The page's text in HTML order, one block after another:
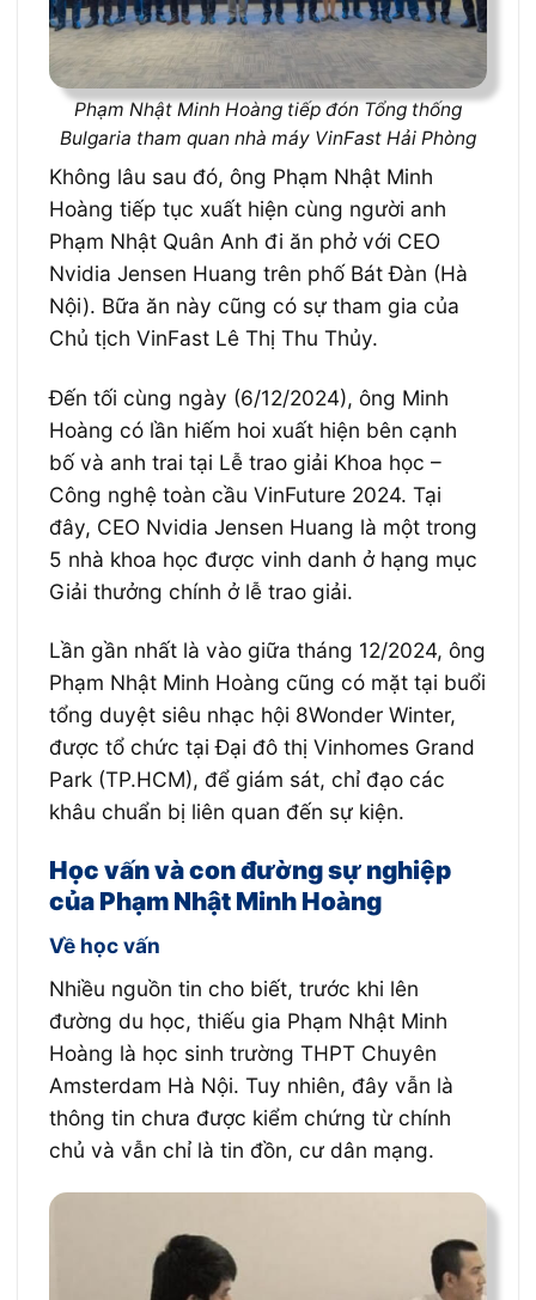
Phạm Nhật Minh Hoàng tiếp đón Tổng thống
Bulgaria tham quan nhà máy VinFast Hải Phòng
Không lâu sau đó, ông Phạm Nhật Minh
Hoàng tiếp tục xuất hiện cùng người anh
Phạm Nhật Quân Anh đi ăn phở với CEO
Nvidia Jensen Huang trên phố Bát Đàn (Hà
Nội). Bữa ăn này cũng có sự tham gia của
Chủ tịch VinFast Lê Thị Thu Thủy.
Đến tối cùng ngày (6/12/2024), ông Minh
Hoàng có lần hiếm hoi xuất hiện bên cạnh
bố và anh trai tại Lễ trao giải Khoa học –
Công nghệ toàn cầu VinFuture 2024. Tại
đây, CEO Nvidia Jensen Huang là một trong
5 nhà khoa học được vinh danh ở hạng mục
Giải thưởng chính ở lễ trao giải.
Lần gần nhất là vào giữa tháng 12/2024, ông
Phạm Nhật Minh Hoàng cũng có mặt tại buổi
tổng duyệt siêu nhạc hội 8Wonder Winter,
được tổ chức tại Đại đô thị Vinhomes Grand
Park (TP.HCM), để giám sát, chỉ đạo các
khâu chuẩn bị liên quan đến sự kiện.
Học vấn và con đường sự nghiệp
của Phạm Nhật Minh Hoàng​
Về học vấn​
Nhiều nguồn tin cho biết, trước khi lên
đường du học, thiếu gia Phạm Nhật Minh
Hoàng là học sinh trường THPT Chuyên
Amsterdam Hà Nội. Tuy nhiên, đây vẫn là
thông tin chưa được kiểm chứng từ chính
chủ và vẫn chỉ là tin đồn, cư dân mạng.